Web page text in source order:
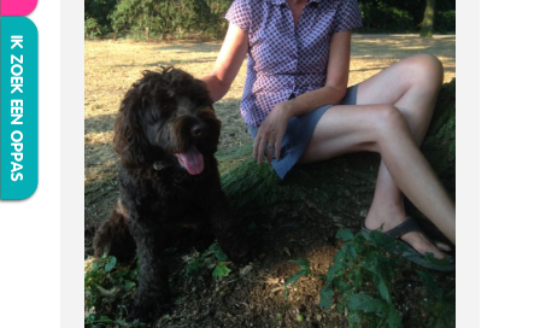
IK ZOEK EEN OPPAS